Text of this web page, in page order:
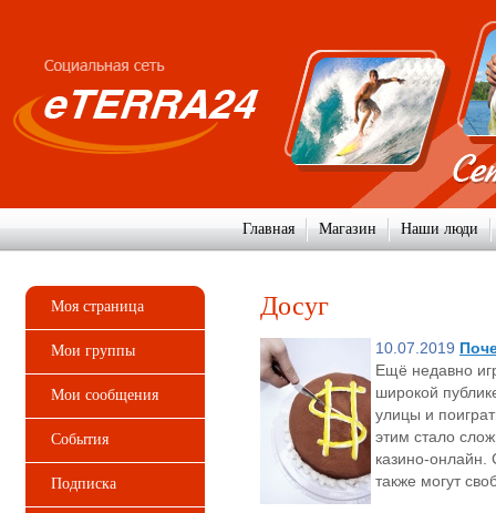
Главная Магазин Наши люди
Досуг
10.07.2019
Ещё недавно
широкой
улицы и
этим стало
казино-
также могут
Моя страница
Мои группы
Мои сообщения
События
Подписка